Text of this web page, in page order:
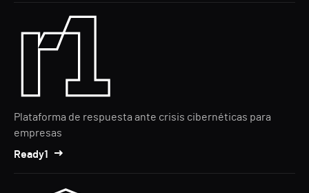
Plataforma de respuesta ante crisis cibernéticas para
empresas
Ready1